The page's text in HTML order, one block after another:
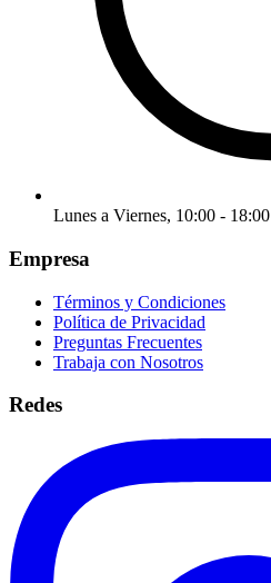
Lunes a Viernes, 10:00 - 18:00
Empresa
Términos y Condiciones
Política de Privacidad
Preguntas Frecuentes
Trabaja con Nosotros
Redes